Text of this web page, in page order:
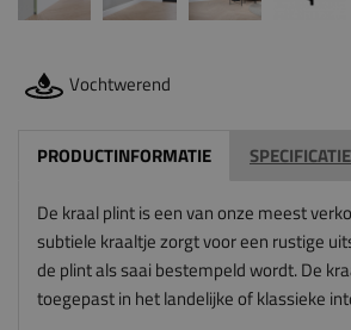
Vochtwerend
PRODUCTINFORMATIE
De kraal plint is een van onze meest
subtiele kraaltje zorgt voor een rustige
de plint als saai bestempeld wordt. De
toegepast in het landelijke of klassieke